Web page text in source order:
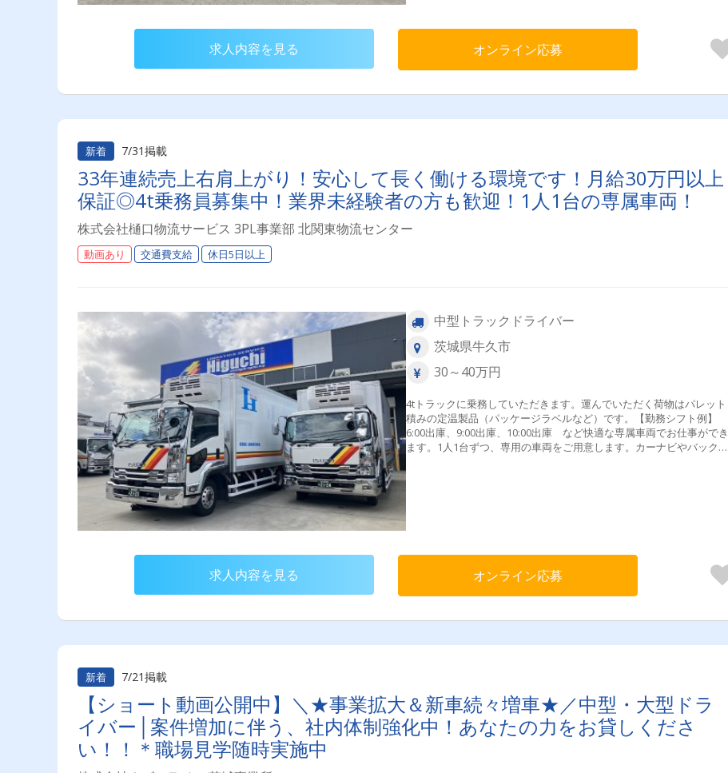
ト程度なので、無理なく作業を進められる環境です。【配送圏内につ
いて】 車庫より出発！3つのコースがございます。【茨城：岩瀬コー
ス】21：00～5：00 【埼玉：戸田コース】15：00～23：00 【埼玉：狭
山コース】18：00～3：10 ✅コースは応相談 ✅1つのコースにつき4か
━━━━━━━4tトラックでドラッグストア各店舗へのルート配送を
への負担を抑えながら働けるので、長くドライバーとして活躍したい
方にもおすすめです。【配送圏内について】車庫より千葉県印西市
（倉庫）出発！2～3コースあります。ルート配送なので覚えてしまえ
230キロ程度） ▲o*▽o*△o▼*▲o*▽o*△o▼o*▽o*△o▼＜当社の
に応じて期間の短縮・延長も可能なので、安心して独り立ちを目指せ
求人内容を見る オンライン応募
新着 7/31掲載
33年連続売上右肩上がり！安心して長く働ける環境です！月給30万円以上
保証◎4t乗務員募集中！業界未経験者の方も歓迎！1人1台の専属車両！
株式会社樋口物流サービス 3PL事業部 北関東物流センター
動画あり 交通費支給 休日5日以上
中型トラックドライバー
茨城県牛久市
30～40万円
4tトラックに乗務していただきます。運んでいただく荷物はパレット
積みの定温製品（パッケージラベルなど）です。【勤務シフト例】
6:00出庫、9:00出庫、10:00出庫 など快適な専属車両でお仕事ができ
ます。1人1台ずつ、専用の車両をご用意します。カーナビやバックア
安全にお仕事ができます。希望があればキャリアチェンジも可能！
入リーダーや組み立て施工スタッフ、現場管理などのお仕事もご用意
できます！
求人内容を見る オンライン応募
新着 7/21掲載
【ショート動画公開中】＼★事業拡大＆新車続々増車★／中型・大型ドラ
イバー│案件増加に伴う、社内体制強化中！あなたの力をお貸しくださ
い！！＊職場見学随時実施中